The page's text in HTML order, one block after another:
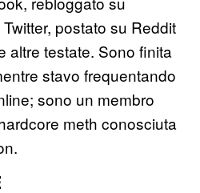
postato su Reddit
altre testate. Sono finita
stavo frequentando
sono un membro
meth conosciuta